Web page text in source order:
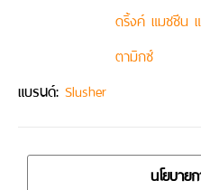
ดริ้งค์ แมชชีน
ตามิกซ์
แบรนด์: Slusher
นโยบายก